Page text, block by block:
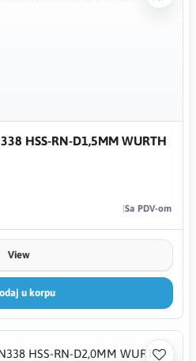
HSS-RN-D1,5MM WURTH
Sa PDV-om
View
u korpu